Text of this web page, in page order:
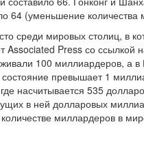
64 (уменьшение
среди мировых столиц, в
Press со ссылкой
100 миллиардеров, а
превышает 1
насчитывается 535
в ней долларовых
миллардеров в